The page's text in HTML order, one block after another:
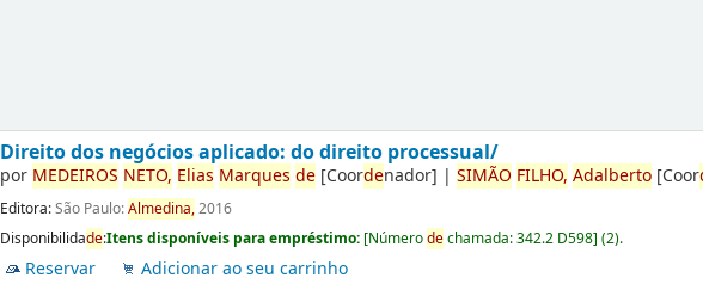
Direito dos negócios aplicado: do direito processual/
por MEDEIROS NETO, Elias Marques de [Coordenador] |SIMÃO FILHO, Adalberto [Coor
Editora:São Paulo:Almedina,2016
Disponibilidade:Itens disponíveis para empréstimo: [Númerodechamada:342.2 D598](2).
Reservar Adicionar ao seu carrinho